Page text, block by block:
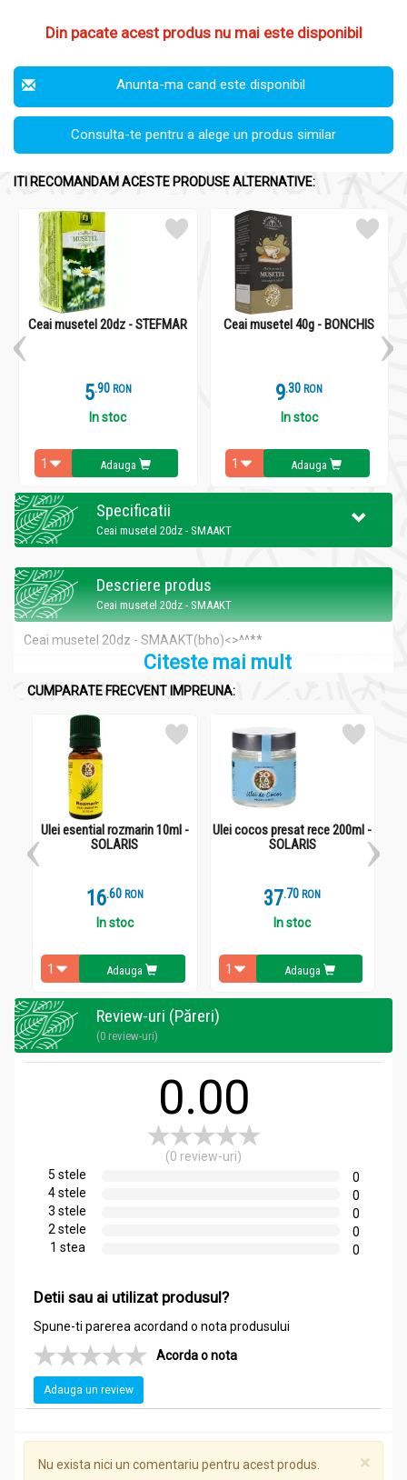
Din pacate acest produs nu mai este disponibil
Anunta-ma cand este disponibil
Consulta-te pentru a alege un produs similar
ITI RECOMANDAM ACESTE PRODUSE ALTERNATIVE:
Ceai musetel 20dz - STEFMAR
5.9 RON
In stoc
Adauga
Ceai musetel 40g - BONCHIS
9.3 RON
In stoc
Adauga
Specificatii
Ceai musetel 20dz - SMAAKT
Descriere produs
Ceai musetel 20dz - SMAAKT
Ceai musetel 20dz - SMAAKT(bho)<>^^**
Citeste mai mult
CUMPARATE FRECVENT IMPREUNA:
Ulei esential rozmarin 10ml -
SOLARIS
16.6 RON
In stoc
Adauga
Ulei cocos presat rece 200ml -
SOLARIS
37.7 RON
In stoc
Adauga
Review-uri (Păreri)
(0 review-uri)
0.00
(0 review-uri)
5 stele
0
4 stele
0
3 stele
0
2 stele
0
1 stea
0
Detii sau ai utilizat produsul?
Spune-ti parerea acordand o nota produsului
Acorda o nota
Adauga un review
×
Nu exista nici un comentariu pentru acest produs.